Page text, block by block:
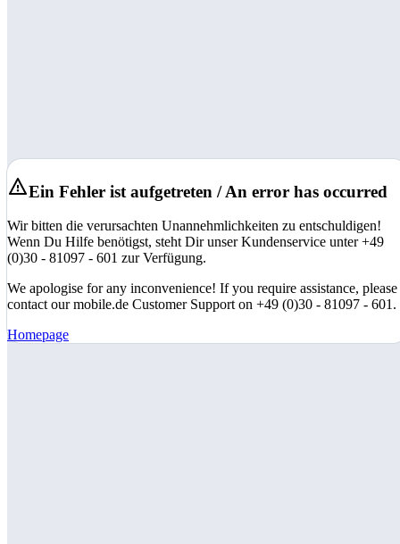
Ein Fehler ist aufgetreten / An error has occurred
Wir bitten die verursachten Unannehmlichkeiten zu entschuldigen!
Wenn Du Hilfe benötigst, steht Dir unser Kundenservice unter +49
(0)30 - 81097 - 601 zur Verfügung.
We apologise for any inconvenience! If you require assistance, please
contact our mobile.de Customer Support on +49 (0)30 - 81097 - 601.
Homepage